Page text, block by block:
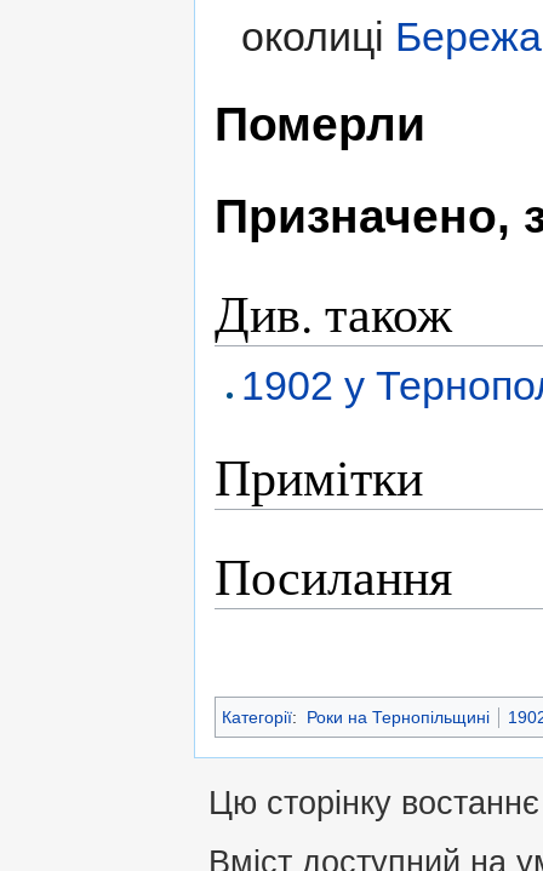
околиці
Померли
Призначено,
Див. також
1902 у
Примітки
Посилання
Категорії: Роки на Тернопільщині
Цю сторінку
Вміст доступний на